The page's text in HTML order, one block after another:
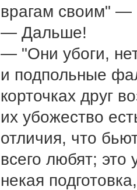
врагам своим"
— Дальше!
— "Они убоги,
и подпольные
корточках друг
их убожество
отличия, что
всего любят; это
некая